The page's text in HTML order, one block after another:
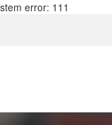
error: 111